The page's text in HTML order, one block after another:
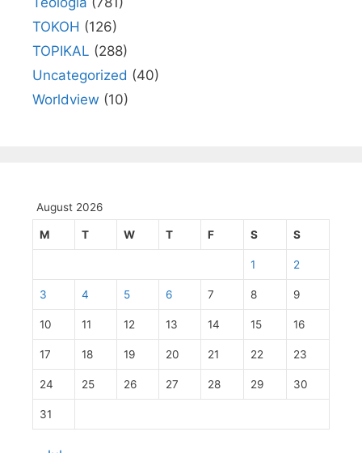
TOKOH (126)
TOPIKAL (288)
Uncategorized (40)
Worldview (10)
August 2026
M T W T F S S
1 2
3 4 5 6 7 8 9
10 11 12 13 14 15 16
17 18 19 20 21 22 23
24 25 26 27 28 29 30
31